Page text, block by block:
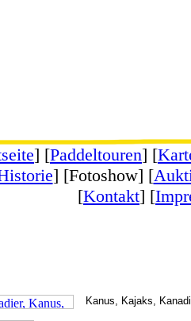
] [Paddeltouren] [
] [Fotoshow] [
[Kontakt] [
Kanus, Kajaks,